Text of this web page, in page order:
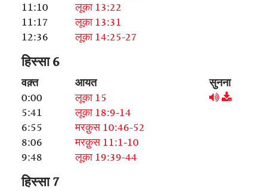
11:10
11:17
12:36
लूक़ा 13:22
लूक़ा 13:31
लूक़ा 14:25-27
हिस्सा 6
वक़्त आयत
सुनना
0:00
5:41
6:55
8:06
9:48
लूक़ा 15
लूक़ा 18:9-14
मरक़ुस 10:46-52
मरक़ुस 11:1-10
लूक़ा 19:39-44
हिस्सा 7